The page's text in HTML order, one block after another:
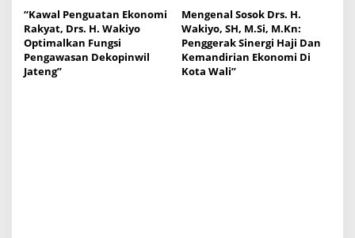
“Kawal Penguatan Ekonomi
Rakyat, Drs. H. Wakiyo
Optimalkan Fungsi
Pengawasan Dekopinwil
Jateng”
Mengenal Sosok Drs. H.
Wakiyo, SH, M.Si, M.Kn:
Penggerak Sinergi Haji Dan
Kemandirian Ekonomi Di
Kota Wali”